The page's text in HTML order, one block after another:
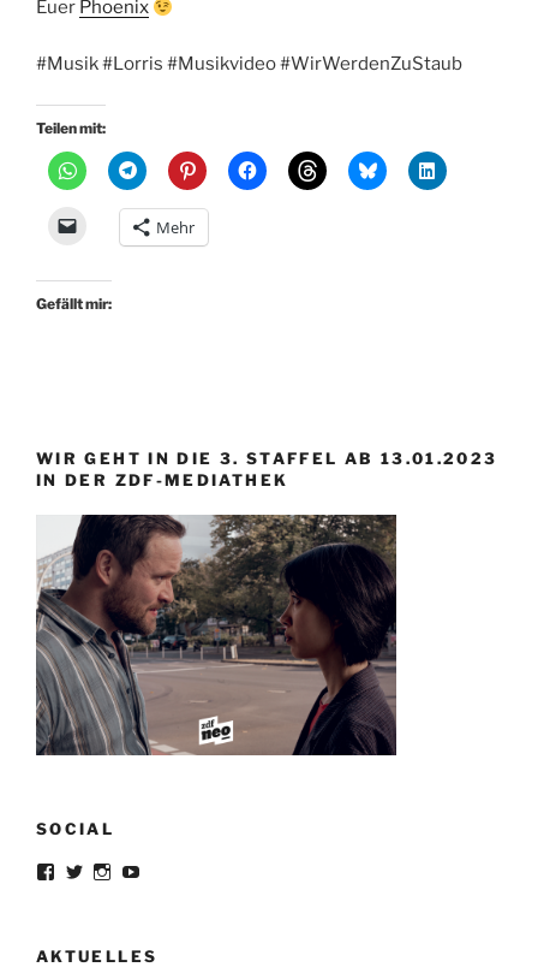
Euer Phoenix
#Musik #Lorris #Musikvideo #WirWerdenZuStaub
Teilen mit:
Mehr
Gefällt mir:
WIR GEHT IN DIE 3. STAFFEL AB 13.01.2023
IN DER ZDF-MEDIATHEK
SOCIAL
Profil
Facebook
anzeigen
Profil
Twitter
anzeigen
Profil
Instagram
anzeigen
Profil
YouTube
anzeigen
AKTUELLES